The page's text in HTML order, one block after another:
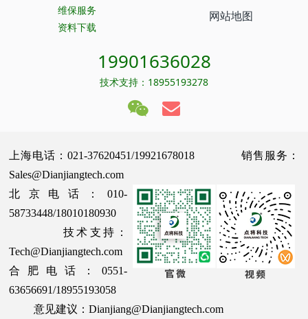
维保服务
资料下载
网站地图
19901636028
技术支持：18955193278
上海电话：021-37620451/19921678018 销售服务：
Sales@Dianjiangtech.com
北京电话：010-
58733448/18010180930
技术支持：
Tech@Dianjiangtech.com
合肥电话：0551-
63656691/18955193058
意见建议：Dianjiang@Dianjiangtech.com